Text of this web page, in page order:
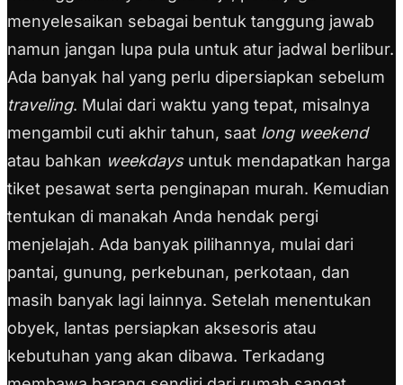
menyelesaikan sebagai bentuk tanggung jawab
namun jangan lupa pula untuk atur jadwal berlibur.
Ada banyak hal yang perlu dipersiapkan sebelum
traveling. Mulai dari waktu yang tepat, misalnya
mengambil cuti akhir tahun, saat long weekend
atau bahkan weekdaysuntuk mendapatkan harga
tiket pesawat serta penginapan murah. Kemudian
tentukan di manakah Anda hendak pergi
menjelajah. Ada banyak pilihannya, mulai dari
pantai, gunung, perkebunan, perkotaan, dan
masih banyak lagi lainnya. Setelah menentukan
obyek, lantas persiapkan aksesoris atau
kebutuhan yang akan dibawa. Terkadang